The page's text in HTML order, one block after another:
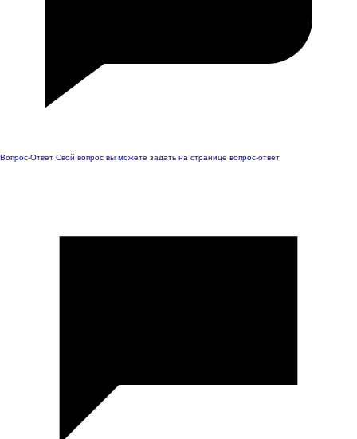
Вопрос-Ответ Свой вопрос вы можете задать на странице вопрос-ответ